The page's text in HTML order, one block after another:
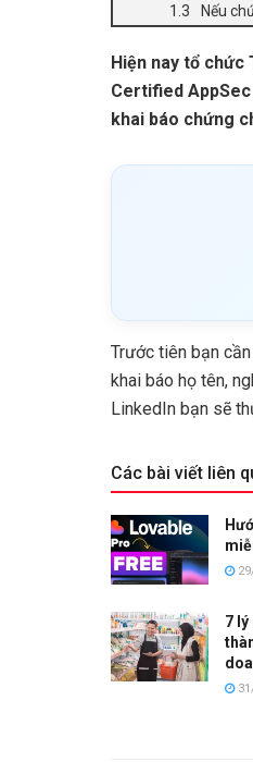
Nếu
Hiện nay tổ
Certified
khai báo chứng
Trước tiên bạn
khai báo họ tên,
LinkedIn bạn sẽ
Các bài viết liên
7